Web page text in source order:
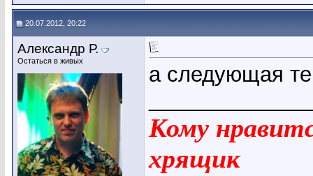
20.07.2012, 20:22
Александр Р.
Остаться в живых
а следующая
Кому
хрящик